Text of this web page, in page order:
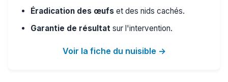
Éradication des œufs et des nids cachés.
Garantie de résultat sur l'intervention.
Voir la fiche du nuisible →